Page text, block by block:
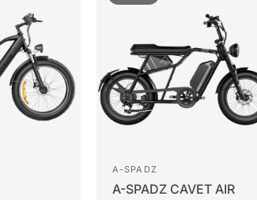
A-SPADZ
A-SPADZ CAVET AIR